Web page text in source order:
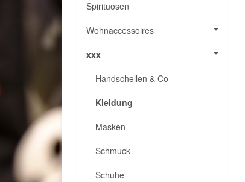
Spirituosen
Wohnaccessoires
xxx
Handschellen & Co
Kleidung
Masken
Schmuck
Schuhe